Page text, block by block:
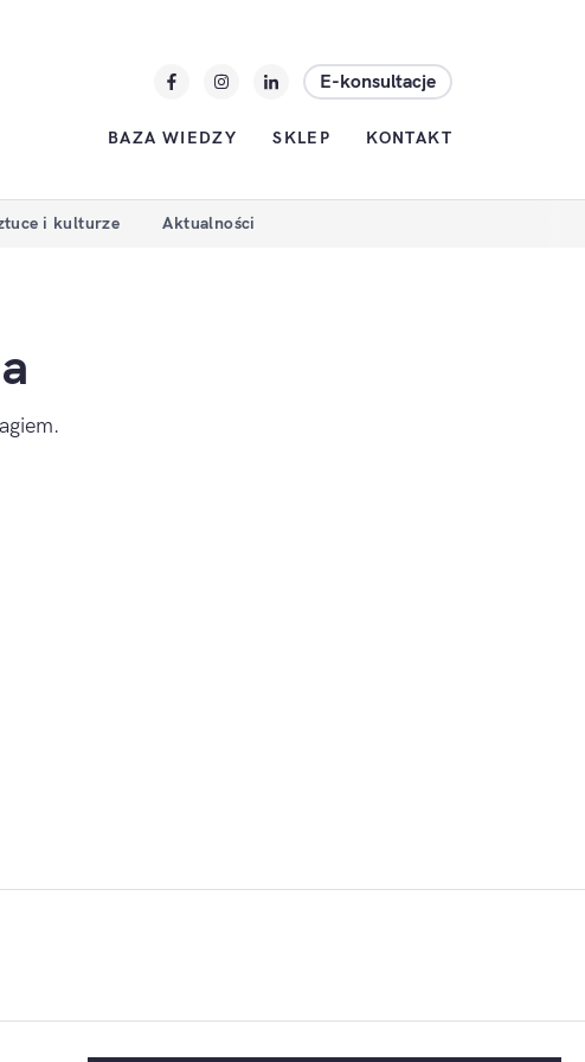
E-konsultacje
BAZA WIEDZY SKLEP KONTAKT
i kulturze Aktualności
RODO